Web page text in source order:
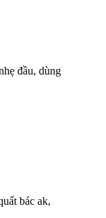
đầu, dùng
bác ak,